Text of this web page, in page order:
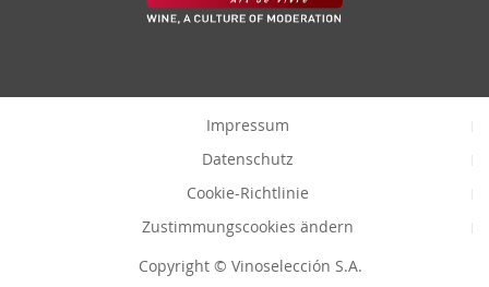
Impressum
Datenschutz
Cookie-Richtlinie
Zustimmungscookies ändern
Copyright © Vinoselección S.A.